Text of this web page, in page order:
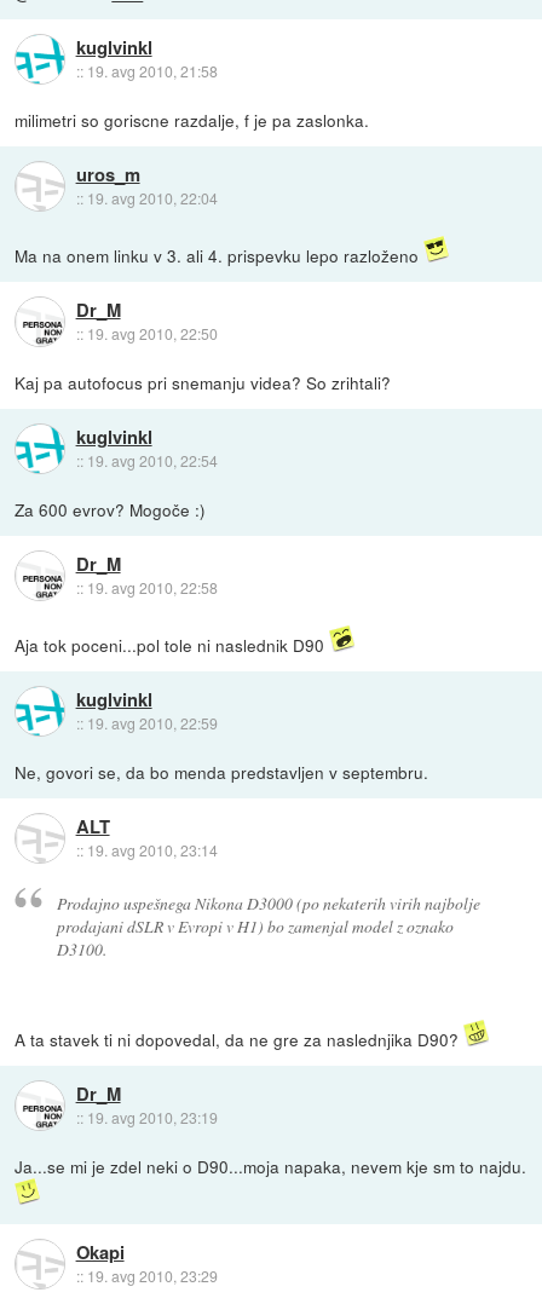
kuglvinkl
:: 19. avg 2010, 21:58
milimetri so goriscne razdalje, f je pa zaslonka.
uros_m
:: 19. avg 2010, 22:04
Ma na onem linku v 3. ali 4. prispevku lepo razloženo
Dr_M
:: 19. avg 2010, 22:50
Kaj pa autofocus pri snemanju videa? So zrihtali?
kuglvinkl
:: 19. avg 2010, 22:54
Za 600 evrov? Mogoče :)
Dr_M
:: 19. avg 2010, 22:58
Aja tok poceni...pol tole ni naslednik D90
kuglvinkl
:: 19. avg 2010, 22:59
Ne, govori se, da bo menda predstavljen v septembru.
ALT
:: 19. avg 2010, 23:14
Prodajno uspešnega Nikona D3000 (po nekaterih virih najbolje
prodajani dSLR v Evropi v H1) bo zamenjal model z oznako
D3100.
A ta stavek ti ni dopovedal, da ne gre za naslednjika D90?
Dr_M
:: 19. avg 2010, 23:19
Ja...se mi je zdel neki o D90...moja napaka, nevem kje sm to najdu.
Okapi
:: 19. avg 2010, 23:29